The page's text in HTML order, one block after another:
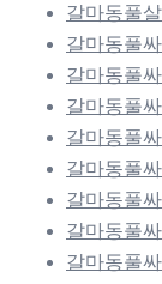
갈마동풀
갈마동풀
갈마동풀
갈마동풀
갈마동풀
갈마동풀
갈마동풀
갈마동풀
갈마동풀